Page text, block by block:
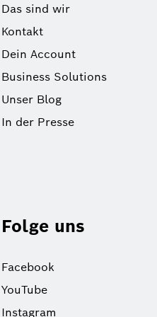
Das sind wir
Kontakt
Dein Account
Business Solutions
Unser Blog
In der Presse
Folge uns
Facebook
YouTube
Instagram